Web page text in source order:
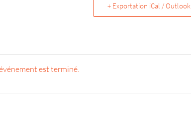
+ Exportation iCal / Outlook
est terminé.